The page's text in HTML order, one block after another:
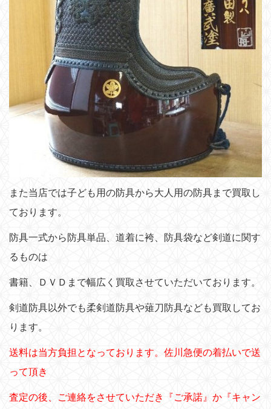
また当店では子ども用の防具から大人用の防具まで買取し
ております。
防具一式から防具単品、道着に袴、防具袋など剣道に関す
るものは
書籍、ＤＶＤまで幅広く買取させていただいております。
剣道防具以外でも柔剣道防具や薙刀防具なども買取してお
ります。
送料は当方負担となっております。佐川急便の着払いで送
って頂き
査定の後、ご連絡をさせていただき『ご承諾』か『キャン